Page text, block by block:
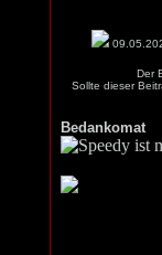
Der
Sollte dieser
Bedankomat